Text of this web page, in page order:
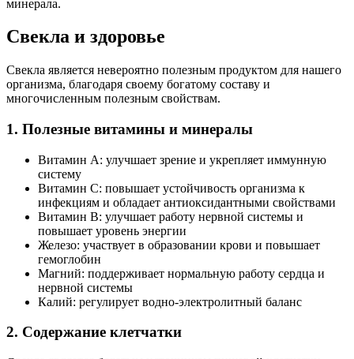
минерала.
Свекла и здоровье
Свекла является невероятно полезным продуктом для нашего
организма, благодаря своему богатому составу и
многочисленным полезным свойствам.
1. Полезные витамины и минералы
Витамин А: улучшает зрение и укрепляет иммунную
систему
Витамин С: повышает устойчивость организма к
инфекциям и обладает антиоксидантными свойствами
Витамин B: улучшает работу нервной системы и
повышает уровень энергии
Железо: участвует в образовании крови и повышает
гемоглобин
Магний: поддерживает нормальную работу сердца и
нервной системы
Калий: регулирует водно-электролитный баланс
2. Содержание клетчатки